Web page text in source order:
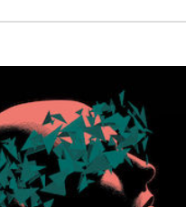
także, że ufanie Bogu w
dla innych. Jeżeli
jaką pieniądze powinny odgrywać